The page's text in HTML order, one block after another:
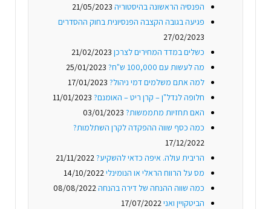
הפנסיה הראשונה בהיסטוריה 21/05/2023
פגיעה בגובה הקצבה הפנסיונית בחוק ההסדרים
27/02/2023
כשלים במדד המחירים לצרכן 21/02/2023
מה לעשות עם 100,000 ש"ח?
25/01/2023
למה אתם משלמים דמי ניהול? 17/01/2023
חלופה לנדל"ן – קרן ריט – האומנם? 11/01/2023
האם תחזיות מתממשות? 03/01/2023
כמה כסף שווה ההפקדה לקרן השתלמות?
17/12/2022
הריבית עולה. איפה כדאי להשקיע?21/11/2022
מס על הרווח הראלי או הנומינלי14/10/2022
כמה שווה ההנחה של דירה בהנחה08/08/2022
הביטקויין ואני17/07/2022